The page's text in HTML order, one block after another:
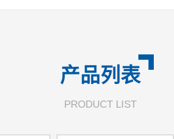
产品列表
PRODUCT LIST